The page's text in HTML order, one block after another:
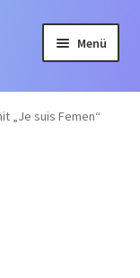
Menü
„Je suis Femen“